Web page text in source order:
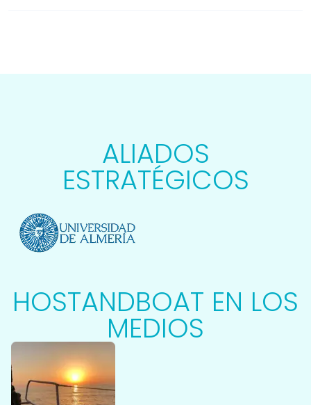
ALIADOS
ESTRATÉGICOS
HOSTANDBOAT EN LOS
MEDIOS